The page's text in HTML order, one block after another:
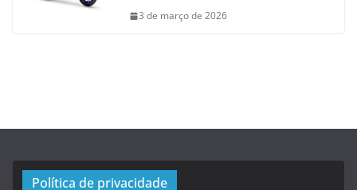
3 de março de 2026
Política de privacidade